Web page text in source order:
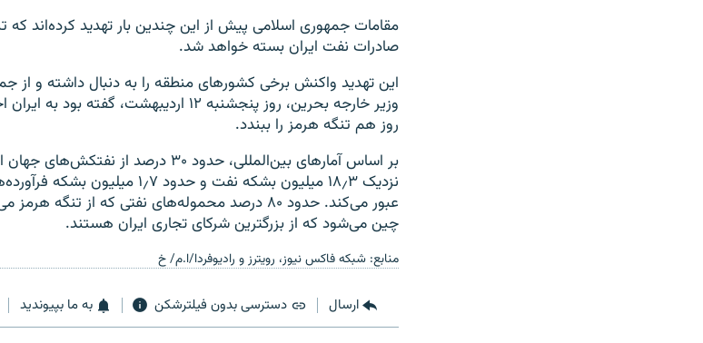
مقامات جمهوری اسلامی پیش از این چندین بار تهدید کرده‌اند
صادرات نفت ایران بسته خواهد شد.
این تهدید واکنش برخی کشورهای منطقه را به دنبال داشته و از
وزیر خارجه بحرین، روز پنجشنبه ۱۲
روز هم تنگه هرمز را ببندد.
بر اساس آمارهای بین‌المللی، حدود ۳۰ درصد از نفتکش‌های جهان از
نزدیک ۱۸٫۳ میلیون بشکه نفت و حدود
عبور می‌کند. حدود ۸۰ درصد محموله‌های نفتی که از
چین می‌شود که از بزرگترین شرکای تجاری ایران هستند.
منابع: شبکه فاکس نیوز، رویترز و رادیوفردا/ا.م/ خ
ارسال دسترسی بدون فیلترشکن به ما بپیوندید